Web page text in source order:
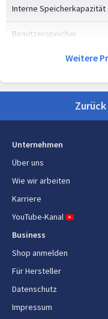
Interne Speicherkapazität
Benutzerspeicher
Kompatible
Netzwerk
SIM-Kartensteckplätze
Mobilfunknetzgenerierung
SIM-Kartentyp
2G-Standards
3G-Standards
5G-Standard
Top WLAN-Standard
Weitere
Unternehmen
Über uns
Wie wir arbeiten
Karriere
YouTube-Kanal
Business
Shop anmelden
Für Hersteller
Datenschutz
Impressum